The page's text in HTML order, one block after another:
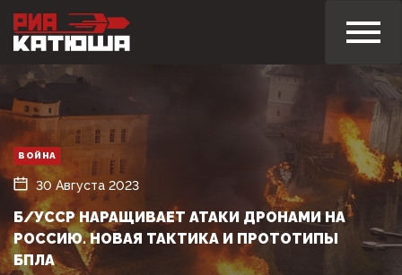
ВОЙНА
30 Августа 2023
Б/УССР НАРАЩИВАЕТ АТАКИ ДРОНАМИ НА
РОССИЮ. НОВАЯ ТАКТИКА И ПРОТОТИПЫ
БПЛА